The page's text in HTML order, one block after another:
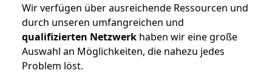
Wir verfügen über ausreichende Ressourcen und
durch unseren umfangreichen und
qualifizierten Netzwerk haben wir eine große
Auswahl an Möglichkeiten, die nahezu jedes
Problem löst.